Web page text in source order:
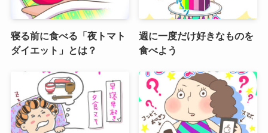
寝る前に食べる「夜トマト
ダイエット」とは？
週に一度だけ好きなものを
食べよう